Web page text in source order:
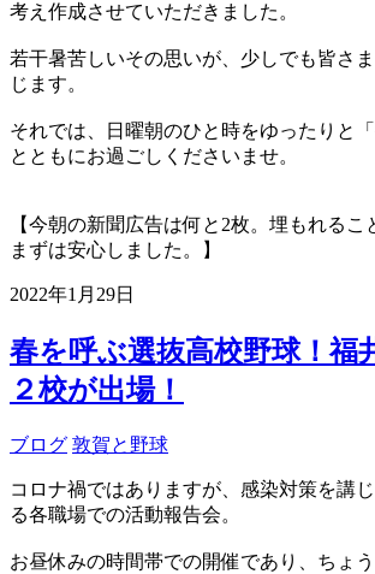
考え作成させていただきました。
若干暑苦しいその思いが、少しでも皆さ
じます。
それでは、日曜朝のひと時をゆったりと「
とともにお過ごしくださいませ。
【今朝の新聞広告は何と2枚。埋もれるこ
まずは安心しました。】
2022年1月29日
春を呼ぶ選抜高校野球！福
２校が出場！
ブログ 敦賀と野球
コロナ禍ではありますが、感染対策を講
る各職場での活動報告会。
お昼休みの時間帯での開催であり、ちょ